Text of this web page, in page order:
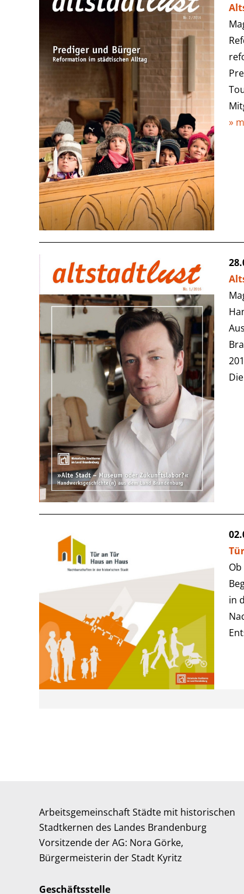
»
in
Arbeitsgemeinschaft Städte mit historischen
Stadtkernen des Landes Brandenburg
Vorsitzende der AG: Nora Görke,
Bürgermeisterin der Stadt Kyritz
Geschäftsstelle